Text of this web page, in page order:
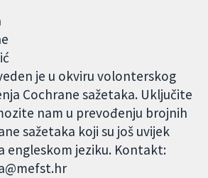
je u okviru volonterskog
Cochrane sažetaka. Uključite
nam u prevođenju brojnih
sažetaka koji su još uvijek
engleskom jeziku. Kontakt: